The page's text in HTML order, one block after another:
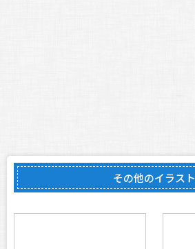
その他のイラスト